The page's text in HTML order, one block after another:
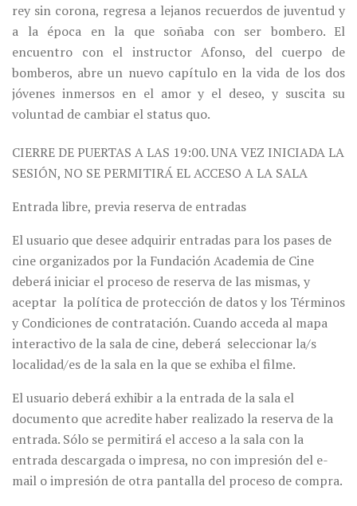
rey sin corona, regresa a lejanos recuerdos de juventud y
a la época en la que soñaba con ser bombero. El
encuentro con el instructor Afonso, del cuerpo de
bomberos, abre un nuevo capítulo en la vida de los dos
jóvenes inmersos en el amor y el deseo, y suscita su
voluntad de cambiar el status quo.
CIERRE DE PUERTAS A LAS 19:00. UNA VEZ INICIADA LA
SESIÓN, NO SE PERMITIRÁ EL ACCESO A LA SALA
Entrada libre, previa reserva de entradas
El usuario que desee adquirir entradas para los pases de
cine organizados por la Fundación Academia de Cine
deberá iniciar el proceso de reserva de las mismas, y
aceptar la política de protección de datos y los Términos
y Condiciones de contratación. Cuando acceda al mapa
interactivo de la sala de cine, deberá seleccionar la/s
localidad/es de la sala en la que se exhiba el filme.
El usuario deberá exhibir a la entrada de la sala el
documento que acredite haber realizado la reserva de la
entrada. Sólo se permitirá el acceso a la sala con la
entrada descargada o impresa, no con impresión del e-
mail o impresión de otra pantalla del proceso de compra.